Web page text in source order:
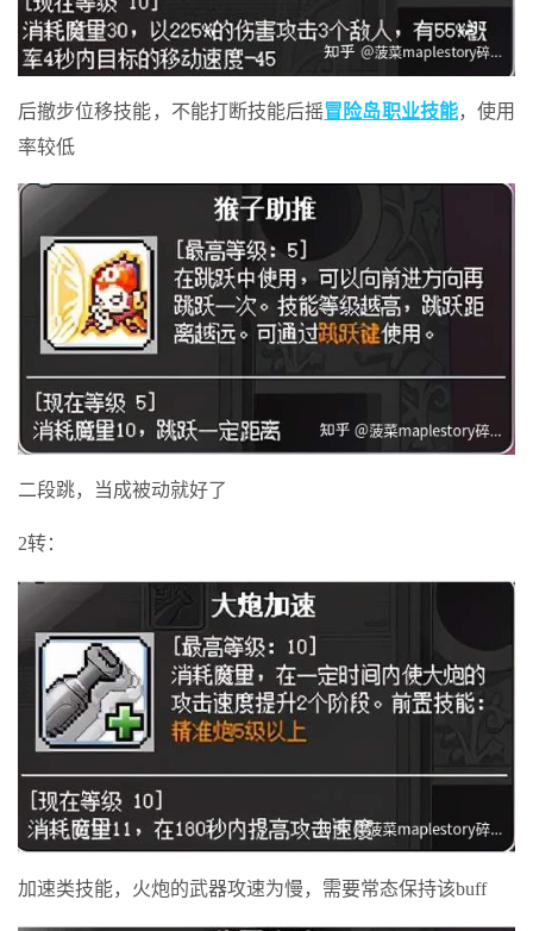
后撤步位移技能，不能打断技能后摇冒险岛职业技能，使用
率较低
二段跳，当成被动就好了
2转：
加速类技能，火炮的武器攻速为慢，需要常态保持该buff